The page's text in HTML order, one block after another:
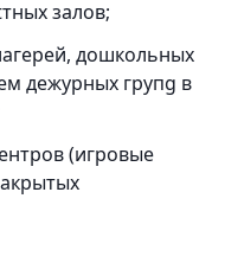
залов;
дошкольных
дежурных групg в
(игровые